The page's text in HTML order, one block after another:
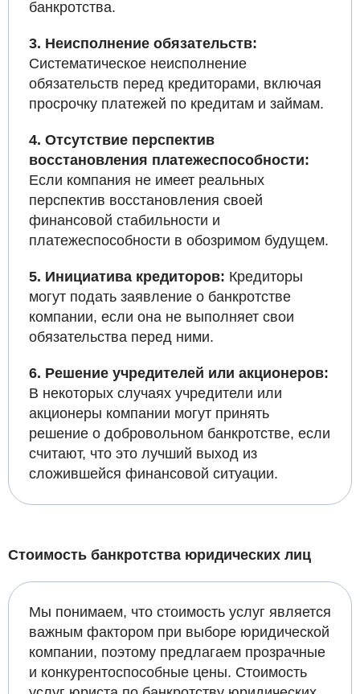
банкротства.
3. Неисполнение обязательств:
Систематическое неисполнение
обязательств перед кредиторами, включая
просрочку платежей по кредитам и займам.
4. Отсутствие перспектив
восстановления платежеспособности:
Если компания не имеет реальных
перспектив восстановления своей
финансовой стабильности и
платежеспособности в обозримом будущем.
5. Инициатива кредиторов: Кредиторы
могут подать заявление о банкротстве
компании, если она не выполняет свои
обязательства перед ними.
6. Решение учредителей или акционеров:
В некоторых случаях учредители или
акционеры компании могут принять
решение о добровольном банкротстве, если
считают, что это лучший выход из
сложившейся финансовой ситуации.
Стоимость банкротства юридических лиц
Мы понимаем, что стоимость услуг является
важным фактором при выборе юридической
компании, поэтому предлагаем прозрачные
и конкурентоспособные цены. Стоимость